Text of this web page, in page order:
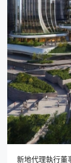
新地代理執行董